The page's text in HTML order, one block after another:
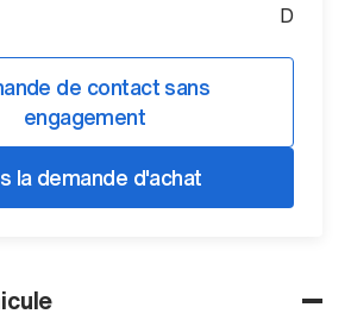
D
de contact sans
engagement
la demande d'achat